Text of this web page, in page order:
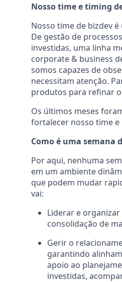
Nosso time e timing
Nosso time de bizdev
De gestão de
investidas, uma linha
corporate & business
somos capazes de
necessitam atenção.
produtos para refinar
Os últimos meses
fortalecer nosso time e
Como é uma semana
Por aqui, nenhuma
em um ambiente
que podem mudar
vai:
Liderar e
consolidação de
Gerir o
garantindo
apoio ao
investidas,